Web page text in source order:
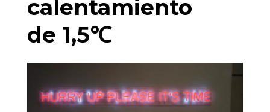
calentamiento
de 1,5℃